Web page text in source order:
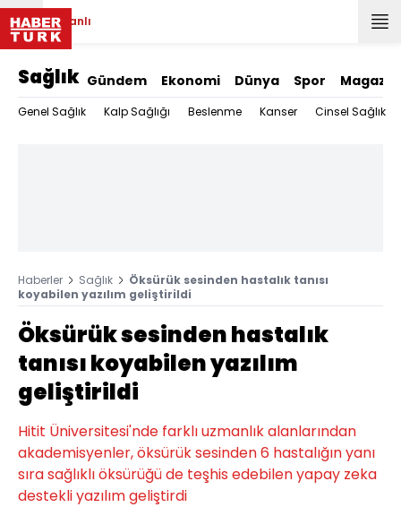
Canlı
Sağlık Gündem Ekonomi Dünya Spor Magazin
Genel Sağlık Kalp Sağlığı Beslenme Kanser Cinsel Sağlık
Haberler Sağlık
Öksürük sesinden hastalık tanısı
koyabilen yazılım geliştirildi
Öksürük sesinden hastalık
tanısı koyabilen yazılım
geliştirildi
Hitit Üniversitesi'nde farklı uzmanlık alanlarından
akademisyenler, öksürük sesinden 6 hastalığın yanı
sıra sağlıklı öksürüğü de teşhis edebilen yapay zeka
destekli yazılım geliştirdi